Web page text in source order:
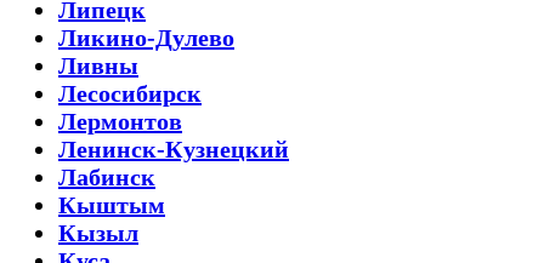
Липецк
Ликино-Дулево
Ливны
Лесосибирск
Лермонтов
Ленинск-Кузнецкий
Лабинск
Кыштым
Кызыл